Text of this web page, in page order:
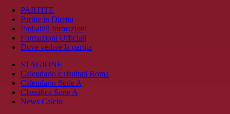
PARTITE
Partite in Diretta
Probabili formazioni
Formazioni Ufficiali
Dove vedere la partita
STAGIONE
Calendario e risultati Roma
Calendario Serie A
Classifica Serie A
News Calcio